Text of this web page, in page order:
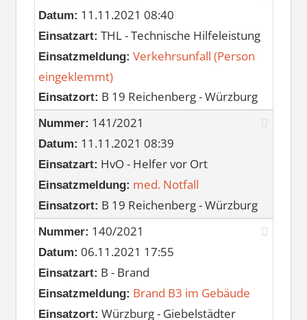
Datum: 11.11.2021 08:40
Einsatzart: THL - Technische Hilfeleistung
Einsatzmeldung: Verkehrsunfall (Person
eingeklemmt)
Einsatzort: B 19 Reichenberg - Würzburg
Nummer: 141/2021
Datum: 11.11.2021 08:39
Einsatzart: HvO - Helfer vor Ort
Einsatzmeldung: med. Notfall
Einsatzort: B 19 Reichenberg - Würzburg
Nummer: 140/2021
Datum: 06.11.2021 17:55
Einsatzart: B - Brand
Einsatzmeldung: Brand B3 im Gebäude
Einsatzort: Würzburg - Giebelstädter